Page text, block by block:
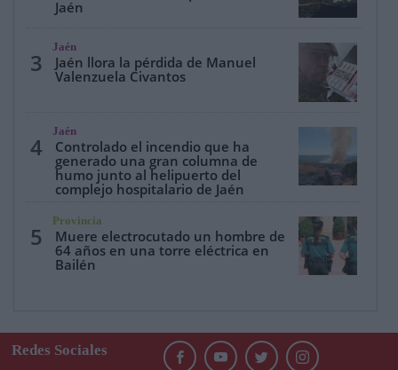
Jaén
3
Jaén
Jaén llora la pérdida de Manuel
Valenzuela Civantos
4
Jaén
Controlado el incendio que ha
generado una gran columna de
humo junto al helipuerto del
complejo hospitalario de Jaén
5
Provincia
Muere electrocutado un hombre de
64 años en una torre eléctrica en
Bailén
Redes Sociales